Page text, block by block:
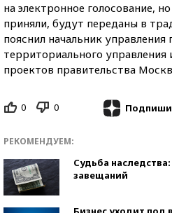
на электронное голосование,
приняли, будут переданы в
пояснил начальник
территориального
проектов правительства
0 0
РЕКОМЕНДУЕМ:
Судьба
завещаний